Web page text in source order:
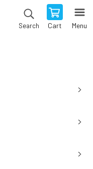
Search Cart Menu